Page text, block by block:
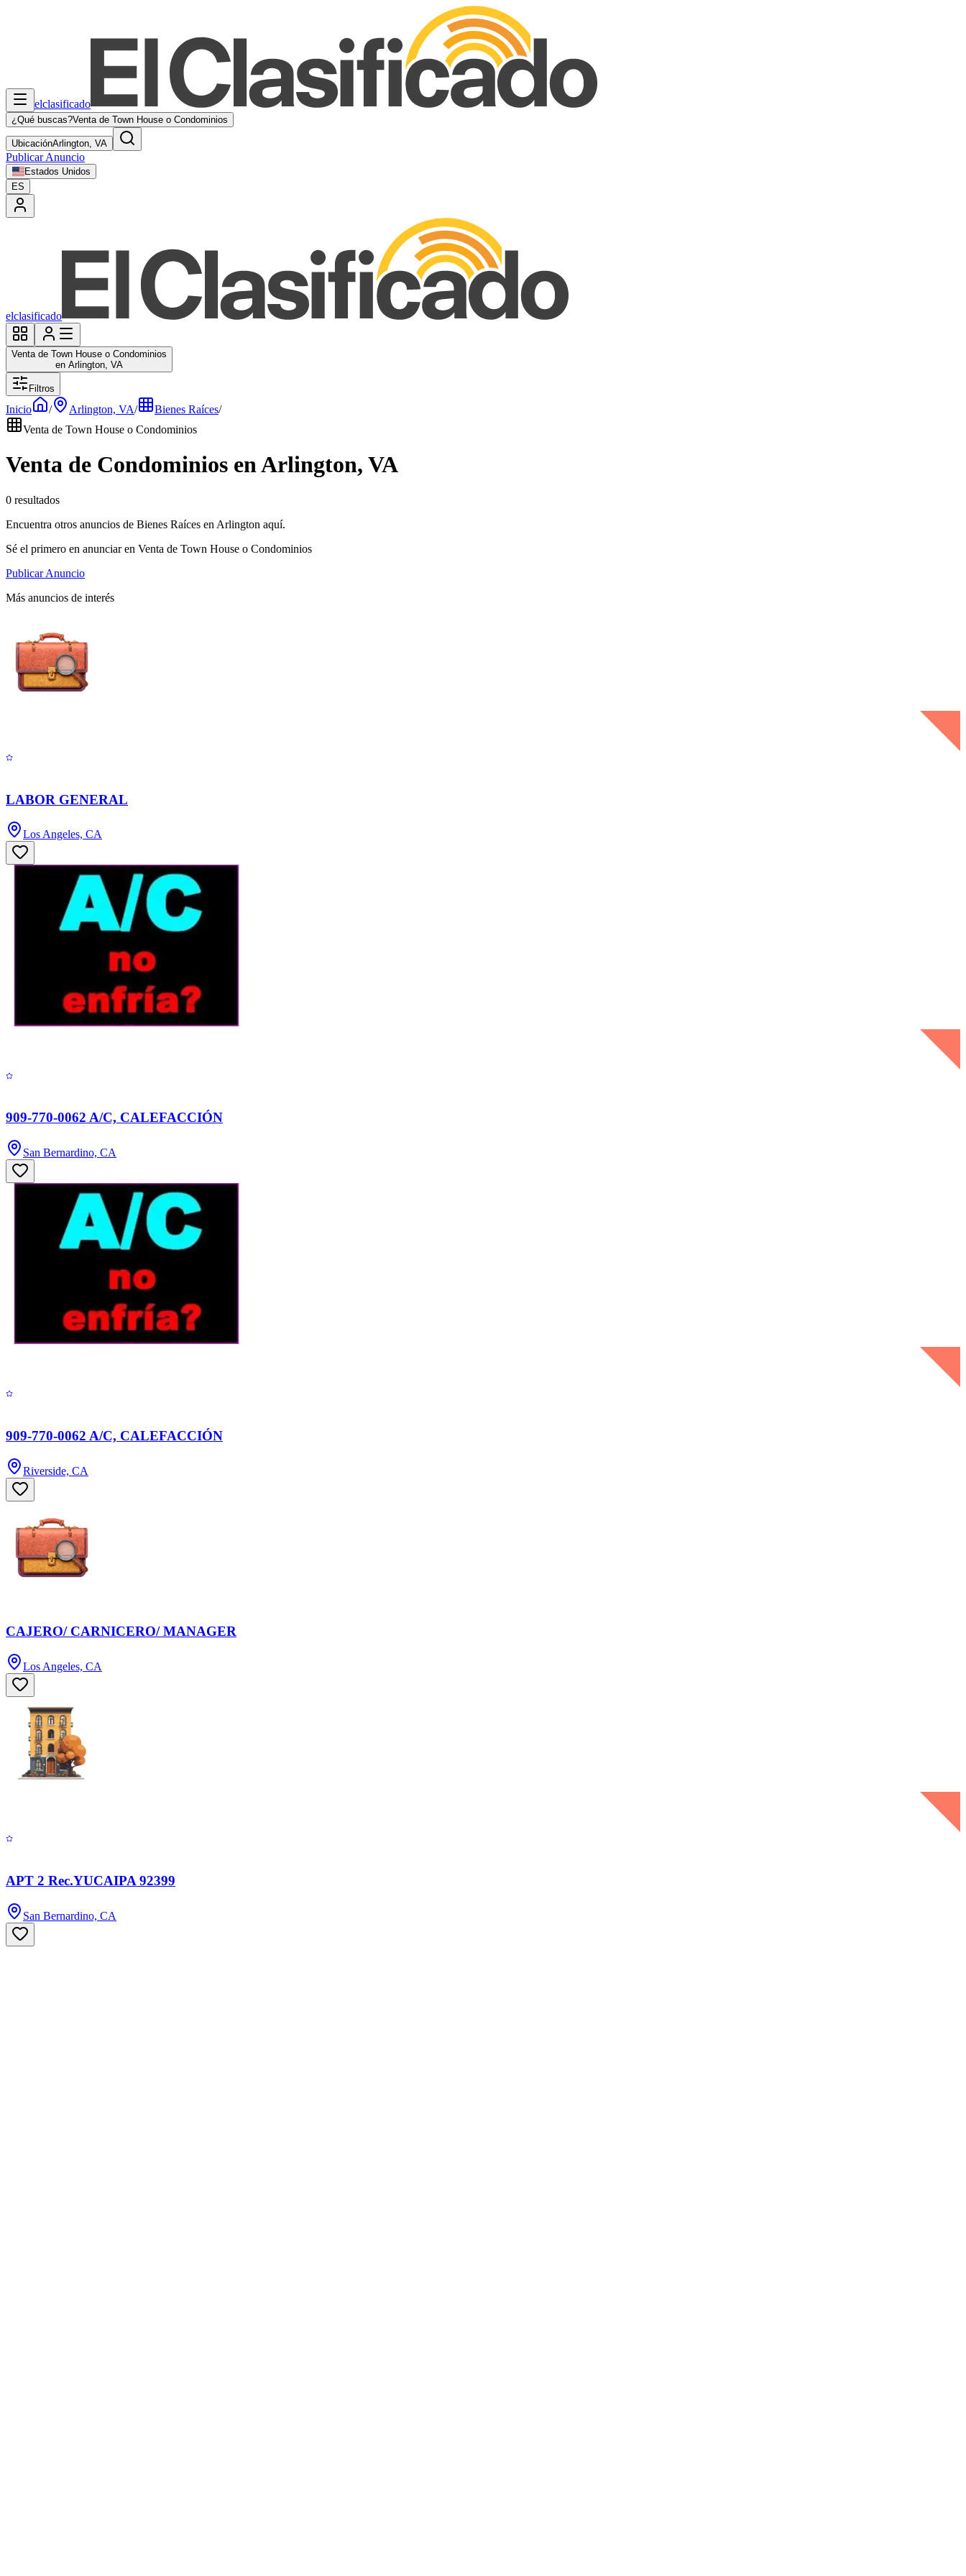
elclasificado
¿Qué buscas?Venta de Town House o Condominios
UbicaciónArlington, VA
Publicar Anuncio
Estados Unidos
ES
elclasificado
Venta de Town House o Condominios
en Arlington, VA
Filtros
Inicio / Arlington, VA/ Bienes Raíces/
Venta de Town House o Condominios
Venta de Condominios en Arlington, VA
0 resultados
Encuentra otros anuncios de Bienes Raíces en Arlington aquí.
Sé el primero en anunciar en Venta de Town House o Condominios
Publicar Anuncio
Más anuncios de interés
LABOR GENERAL
Los Angeles, CA
909-770-0062 A/C, CALEFACCIÓN
San Bernardino, CA
909-770-0062 A/C, CALEFACCIÓN
Riverside, CA
CAJERO/ CARNICERO/ MANAGER
Los Angeles, CA
APT 2 Rec.YUCAIPA 92399
San Bernardino, CA